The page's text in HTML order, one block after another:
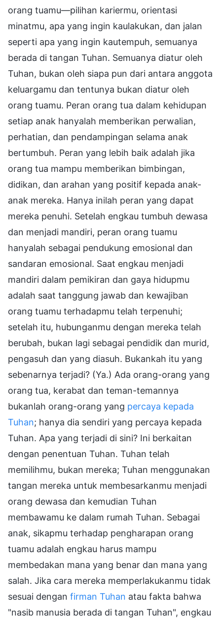
orang tuamu—pilihan kariermu, orientasi
minatmu, apa yang ingin kaulakukan, dan jalan
seperti apa yang ingin kautempuh, semuanya
berada di tangan Tuhan. Semuanya diatur oleh
Tuhan, bukan oleh siapa pun dari antara anggota
keluargamu dan tentunya bukan diatur oleh
orang tuamu. Peran orang tua dalam kehidupan
setiap anak hanyalah memberikan perwalian,
perhatian, dan pendampingan selama anak
bertumbuh. Peran yang lebih baik adalah jika
orang tua mampu memberikan bimbingan,
didikan, dan arahan yang positif kepada anak-
anak mereka. Hanya inilah peran yang dapat
mereka penuhi. Setelah engkau tumbuh dewasa
dan menjadi mandiri, peran orang tuamu
hanyalah sebagai pendukung emosional dan
sandaran emosional. Saat engkau menjadi
mandiri dalam pemikiran dan gaya hidupmu
adalah saat tanggung jawab dan kewajiban
orang tuamu terhadapmu telah terpenuhi;
setelah itu, hubunganmu dengan mereka telah
berubah, bukan lagi sebagai pendidik dan murid,
pengasuh dan yang diasuh. Bukankah itu yang
sebenarnya terjadi? (Ya.) Ada orang-orang yang
orang tua, kerabat dan teman-temannya
bukanlah orang-orang yang percaya kepada
Tuhan; hanya dia sendiri yang percaya kepada
Tuhan. Apa yang terjadi di sini? Ini berkaitan
dengan penentuan Tuhan. Tuhan telah
memilihmu, bukan mereka; Tuhan menggunakan
tangan mereka untuk membesarkanmu menjadi
orang dewasa dan kemudian Tuhan
membawamu ke dalam rumah Tuhan. Sebagai
anak, sikapmu terhadap pengharapan orang
tuamu adalah engkau harus mampu
membedakan mana yang benar dan mana yang
salah. Jika cara mereka memperlakukanmu tidak
sesuai dengan firman Tuhan atau fakta bahwa
"nasib manusia berada di tangan Tuhan", engkau